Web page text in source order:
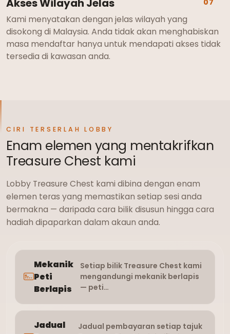
Akses Wilayah Jelas
Kami menyatakan dengan jelas wilayah yang
disokong di Malaysia. Anda tidak akan menghabiskan
masa mendaftar hanya untuk mendapati akses tidak
tersedia di kawasan anda.
CIRI TERSERLAH LOBBY
Enam elemen yang mentakrifkan
Treasure Chest kami
Lobby Treasure Chest kami dibina dengan enam
elemen teras yang memastikan setiap sesi anda
bermakna — daripada cara bilik disusun hingga cara
hadiah dipaparkan dalam akaun anda.
Mekanik
Peti
Berlapis
Setiap bilik Treasure Chest kami
mengandungi mekanik berlapis
— peti…
Jadual
Jadual pembayaran setiap tajuk